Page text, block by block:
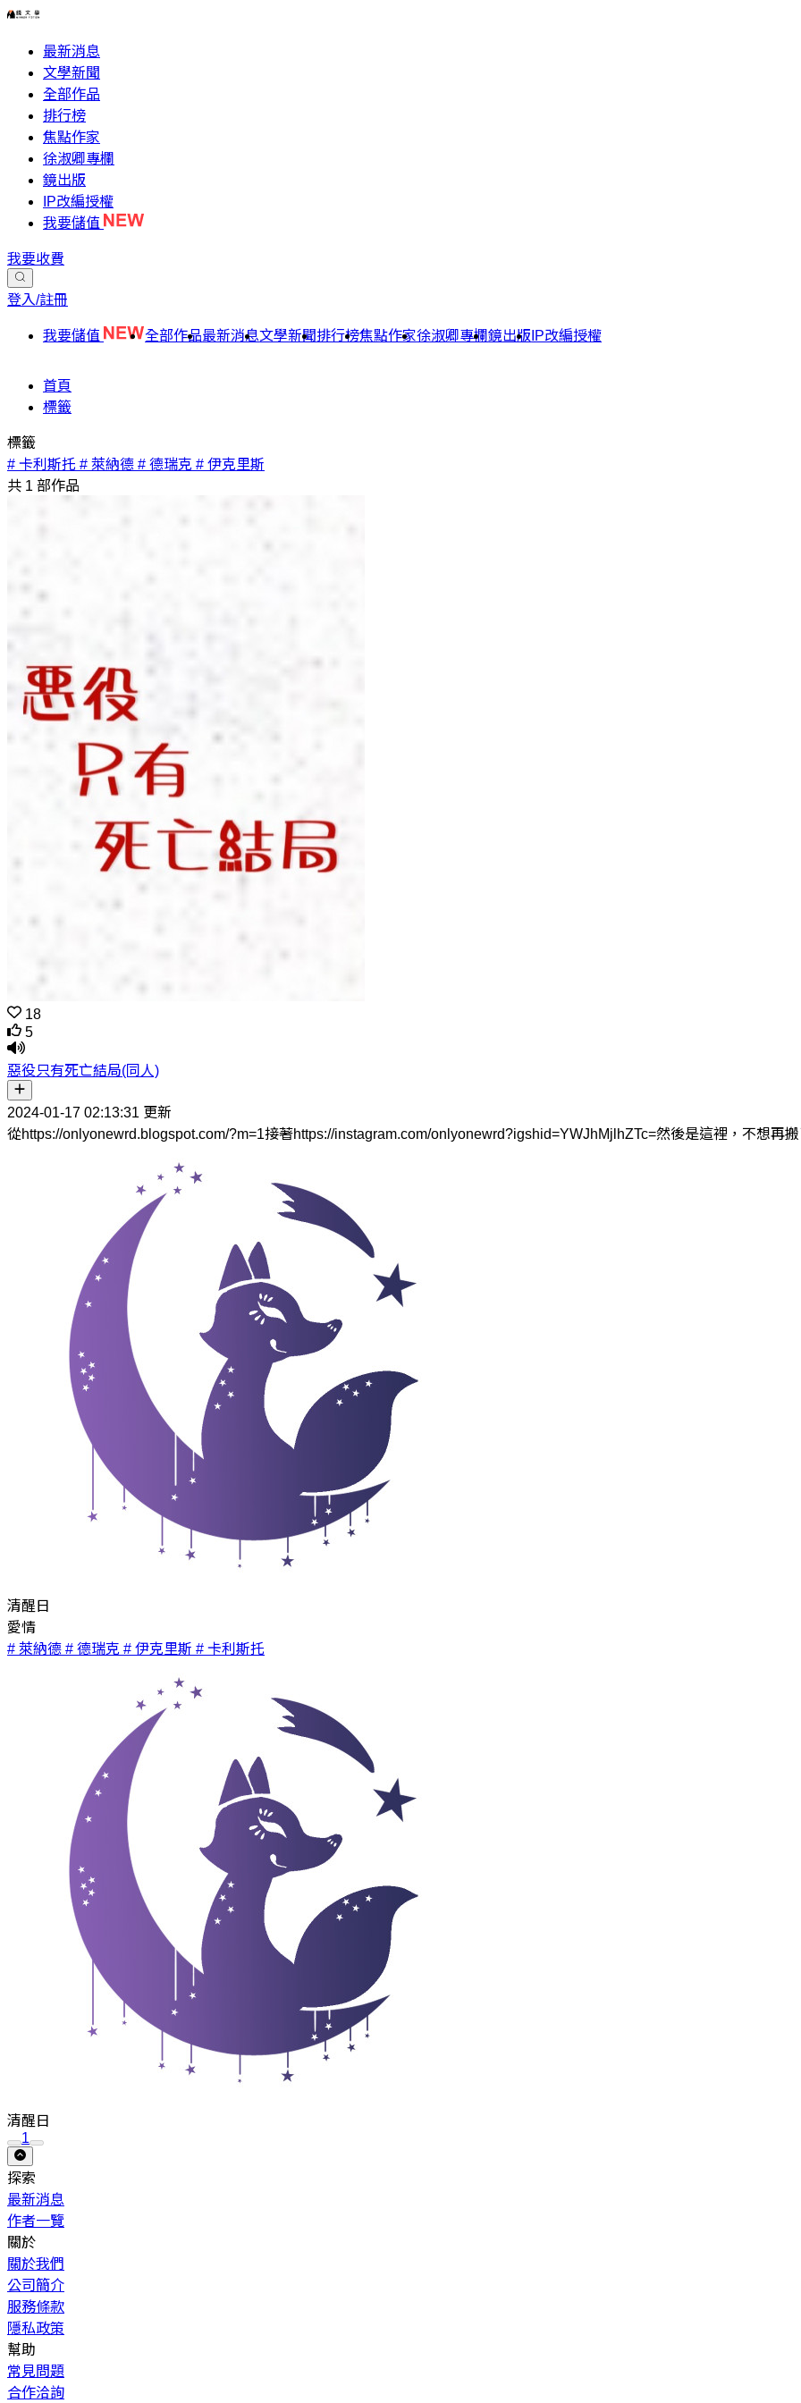
最新消息
文學新聞
全部作品
排行榜
焦點作家
徐淑卿專欄
鏡出版
IP改編授權
我要儲值
我要收費
登入/註冊
我要儲值 全部作品最新消息文學新聞排行榜焦點作家徐淑卿專欄鏡出版 IP改編授權
首頁
標籤
標籤
# 卡利斯托 # 萊納德 # 德瑞克 # 伊克里斯
共 1 部作品
18
5
惡役只有死亡結局(同人)
2024-01-17 02:13:31 更新
從https://onlyonewrd.blogspot.com/?m=1接著https://instagram.com/onlyonewrd?igshid=YWJhMjlhZTc=然後是這裡，不想再
清醒日
愛情
# 萊納德 # 德瑞克 # 伊克里斯 # 卡利斯托
清醒日
1
探索
最新消息
作者一覽
關於
關於我們
公司簡介
服務條款
隱私政策
幫助
常見問題
合作洽詢